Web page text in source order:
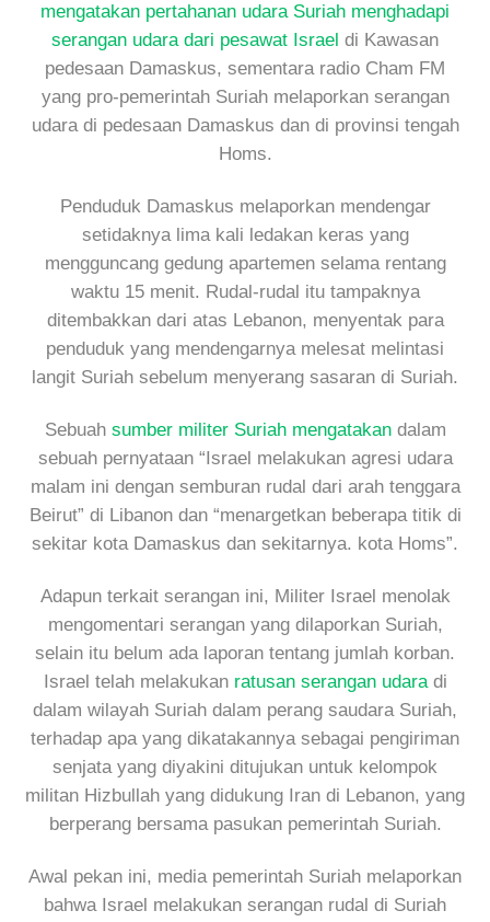
mengatakan pertahanan udara Suriah menghadapi
serangan udara dari pesawat Israel di Kawasan
pedesaan Damaskus, sementara radio Cham FM
yang pro-pemerintah Suriah melaporkan serangan
udara di pedesaan Damaskus dan di provinsi tengah
Homs.
Penduduk Damaskus melaporkan mendengar
setidaknya lima kali ledakan keras yang
mengguncang gedung apartemen selama rentang
waktu 15 menit. Rudal-rudal itu tampaknya
ditembakkan dari atas Lebanon, menyentak para
penduduk yang mendengarnya melesat melintasi
langit Suriah sebelum menyerang sasaran di Suriah.
Sebuah sumber militer Suriah mengatakandalam
sebuah pernyataan “Israel melakukan agresi udara
malam ini dengan semburan rudal dari arah tenggara
Beirut” di Libanon dan “menargetkan beberapa titik di
sekitar kota Damaskus dan sekitarnya. kota Homs”.
Adapun terkait serangan ini, Militer Israel menolak
mengomentari serangan yang dilaporkan Suriah,
selain itu belum ada laporan tentang jumlah korban.
Israel telah melakukan ratusan serangan udaradi
dalam wilayah Suriah dalam perang saudara Suriah,
terhadap apa yang dikatakannya sebagai pengiriman
senjata yang diyakini ditujukan untuk kelompok
militan Hizbullah yang didukung Iran di Lebanon, yang
berperang bersama pasukan pemerintah Suriah.
Awal pekan ini, media pemerintah Suriah melaporkan
bahwa Israel melakukan serangan rudal di Suriah